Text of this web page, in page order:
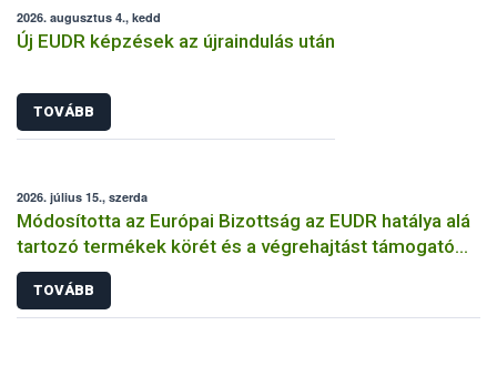
2026. augusztus 4., kedd
Új EUDR képzések az újraindulás után
TOVÁBB
2026. július 15., szerda
Módosította az Európai Bizottság az EUDR hatálya alá
tartozó termékek körét és a végrehajtást támogató
dokumentumokat
TOVÁBB